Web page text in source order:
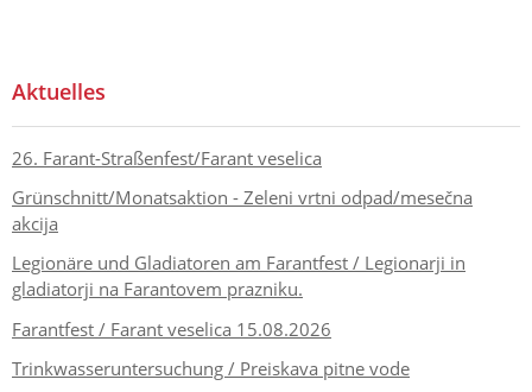
Aktuelles
26. Farant-Straßenfest/Farant veselica
Grünschnitt/Monatsaktion - Zeleni vrtni odpad/mesečna
akcija
Legionäre und Gladiatoren am Farantfest / Legionarji in
gladiatorji na Farantovem prazniku.
Farantfest / Farant veselica 15.08.2026
Trinkwasseruntersuchung / Preiskava pitne vode